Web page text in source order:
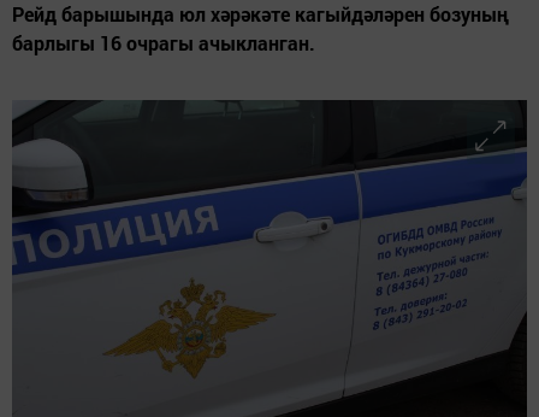
Рейд барышында юл хәрәкәте кагыйдәләрен бозуның
барлыгы 16 очрагы ачыкланган.